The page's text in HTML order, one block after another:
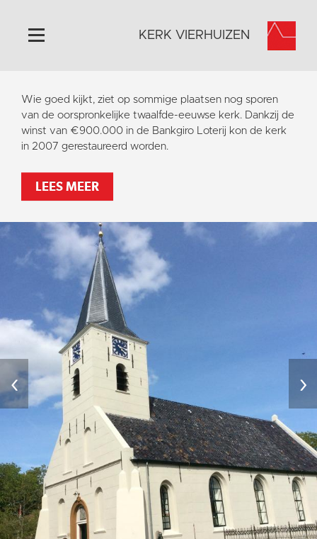
Home
Algemeen
Historie
Activiteiten
Contact
Vaktaal
KERK VIERHUIZEN
Wie goed kijkt, ziet op sommige plaatsen nog sporen
van de oorspronkelijke twaalfde-eeuwse kerk. Dankzij de
winst van €900.000 in de Bankgiro Loterij kon de kerk
in 2007 gerestaureerd worden.
LEES MEER
‹ ›